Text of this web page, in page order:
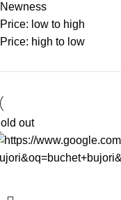
Newness
Price: low to high
Price: high to low
out